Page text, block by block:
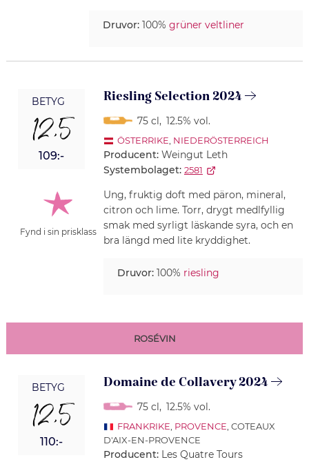
Druvor:100% grüner veltliner
BETYG
12,5
109:-
Fynd i sin prisklass
Riesling Selection 2024
75 cl , 12.5% vol.
ÖSTERRIKE, NIEDERÖSTERREICH
Producent: Weingut Leth
Systembolaget: 2581
Ung, fruktig doft med päron, mineral,
citron och lime. Torr, drygt medlfyllig
smak med syrligt läskande syra, och en
bra längd med lite kryddighet.
Druvor:100% riesling
ROSÉVIN
BETYG
12,5
110:-
Domaine de Collavery 2024
75 cl , 12.5% vol.
FRANKRIKE, PROVENCE, COTEAUX
D'AIX-EN-PROVENCE
Producent: Les Quatre Tours